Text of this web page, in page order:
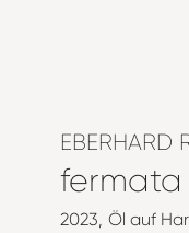
EBERHARD
fermata
2023 Öl auf